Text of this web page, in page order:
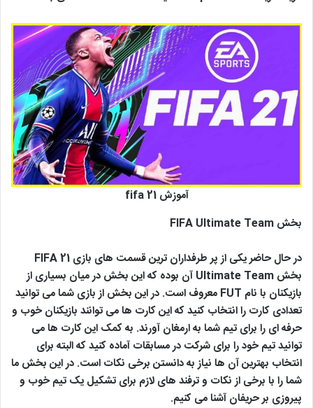
آموزش fifa 21
بخش FIFA Ultimate Team
در حال حاضر یکی از پر طرفداران ترین قسمت های بازی FIFA 21
بخش Ultimate Team آن بوده که این بخش در میان بسیاری از
بازیکنان با نام FUT معروف است. در این بخش از بازی شما می توانید
تعدادی کارت را انتخاب کنید که این کارت ها می توانند بازیکنان خوب و
حرفه ای را برای تیم شما به ارمغان آورند. به کمک این کارت ها می
توانید تیم خود را برای شرکت در مسابقات آماده کنید که البته برای
انتخاب بهترین آن ها نیاز به دانستن برخی نکات است. در این بخش ما
شما را با برخی از نکات و ترفند های لازم برای تشکیل یک تیم خوب و
پیروزی بر حریفان آشنا می کنیم.